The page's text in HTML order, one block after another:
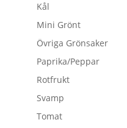
Kål
Mini Grönt
Övriga Grönsaker
Paprika/Peppar
Rotfrukt
Svamp
Tomat